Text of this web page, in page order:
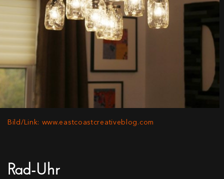
Bild/Link: www.eastcoastcreativeblog.com
Rad-Uhr